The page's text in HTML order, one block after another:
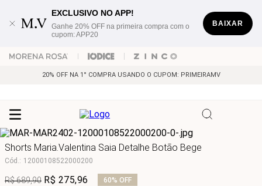
EXCLUSIVO NO APP!
Ganhe 20% OFF na primeira compra com o
cupom: APP20
BAIXAR
20% OFF NA 1° COMPRA USANDO O CUPOM: PRIMEIRAMV
Shorts Maria.Valentina Saia Detalhe Botão Bege
Cód.: 12000108522000200
R$689,90 R$ 275,96 60% OFF